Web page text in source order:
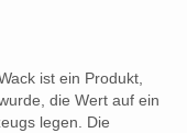
ist ein Produkt,
die Wert auf ein
legen. Die